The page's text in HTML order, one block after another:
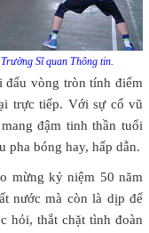
Sĩ quan Thông tin.
đấu vòng tròn tính điểm
trực tiếp. Với sự cổ vũ
đậm tinh thần tuổi
pha bóng hay, hấp dẫn.
mừng kỷ niệm 50 năm
nước mà còn là dịp để
hỏi, thắt chặt tình đoàn